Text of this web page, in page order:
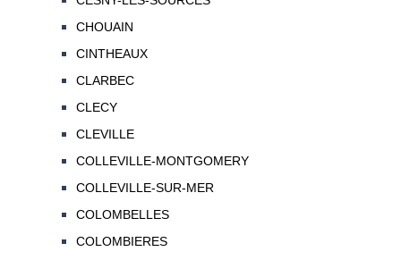
CHOUAIN
CINTHEAUX
CLARBEC
CLECY
CLEVILLE
COLLEVILLE-MONTGOMERY
COLLEVILLE-SUR-MER
COLOMBELLES
COLOMBIERES